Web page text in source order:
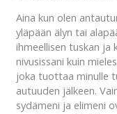
Aina kun olen
yläpään älyn tai
ihmeellisen tuskan ja
nivusissani kuin
joka tuottaa minulle
autuuden jälkeen.
sydämeni ja elimeni